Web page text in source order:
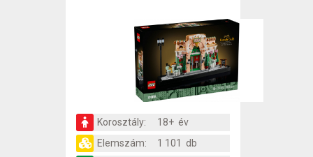
Korosztály:
18+ év
Elemszám:
1 101 db